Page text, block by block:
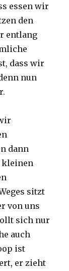
essen wir
den
entlang
dass wir
nun
dann
kleinen
sitzt
von uns
sich nur
auch
ist
er zieht